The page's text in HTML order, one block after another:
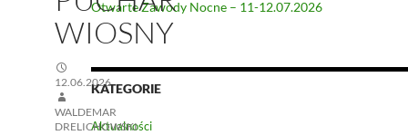
WIOSNY
12.06.2026
WALDEMAR
DRELICHOWSKI
Otwarte Zawody Nocne – 11-12.07.2026
KATEGORIE
Aktualności